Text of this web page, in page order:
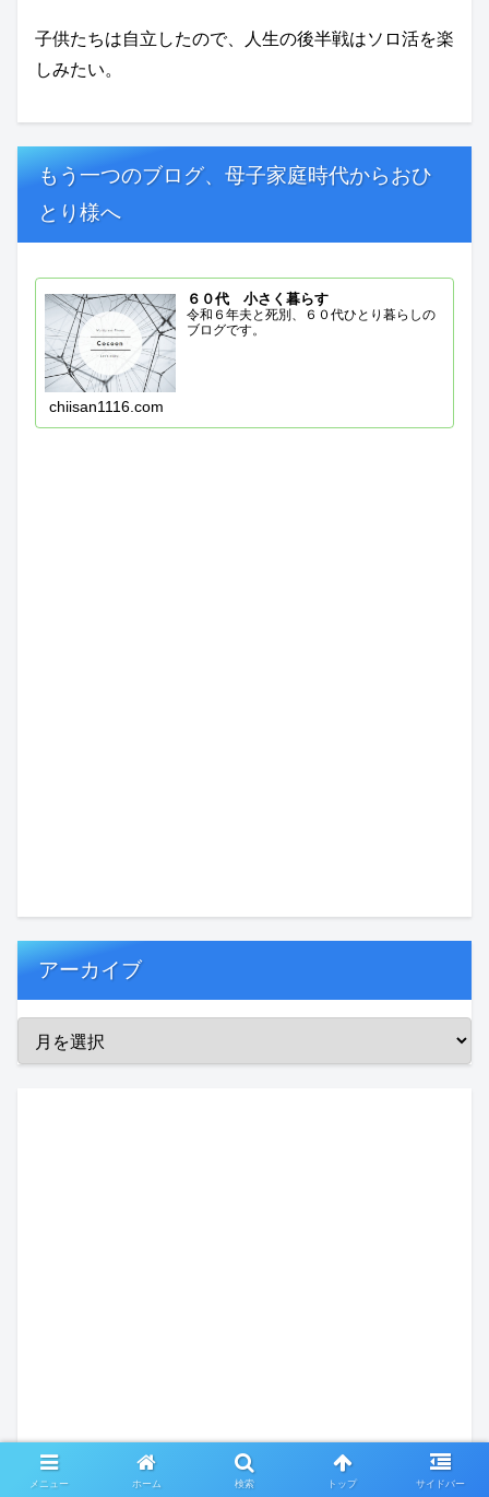
子供たちは自立したので、人生の後半戦はソロ活を楽
しみたい。
もう一つのブログ、母子家庭時代からおひ
とり様へ
６０代 小さく暮らす
令和６年夫と死別、６０代ひとり暮らしの
ブログです。
chiisan1116.com
アーカイブ
メニュー ホーム 検索 トップ サイドバー